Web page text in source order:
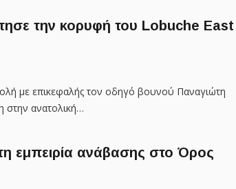
την κορυφή του Lobuche East
με επικεφαλής τον οδηγό βουνού Παναγιώτη
στην ανατολική…
εμπειρία ανάβασης στο Όρος